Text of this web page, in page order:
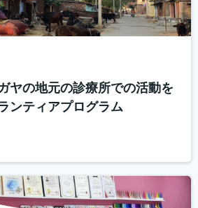
ヤの地元の診療所での活動を
ンティアプログラム